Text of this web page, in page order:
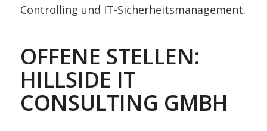
Controlling und IT-Sicherheitsmanagement.
OFFENE STELLEN:
HILLSIDE IT
CONSULTING GMBH